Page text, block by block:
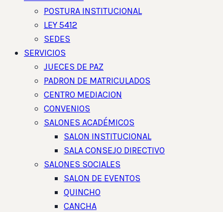
POSTURA INSTITUCIONAL
LEY 5412
SEDES
SERVICIOS
JUECES DE PAZ
PADRON DE MATRICULADOS
CENTRO MEDIACION
CONVENIOS
SALONES ACADÉMICOS
SALON INSTITUCIONAL
SALA CONSEJO DIRECTIVO
SALONES SOCIALES
SALON DE EVENTOS
QUINCHO
CANCHA